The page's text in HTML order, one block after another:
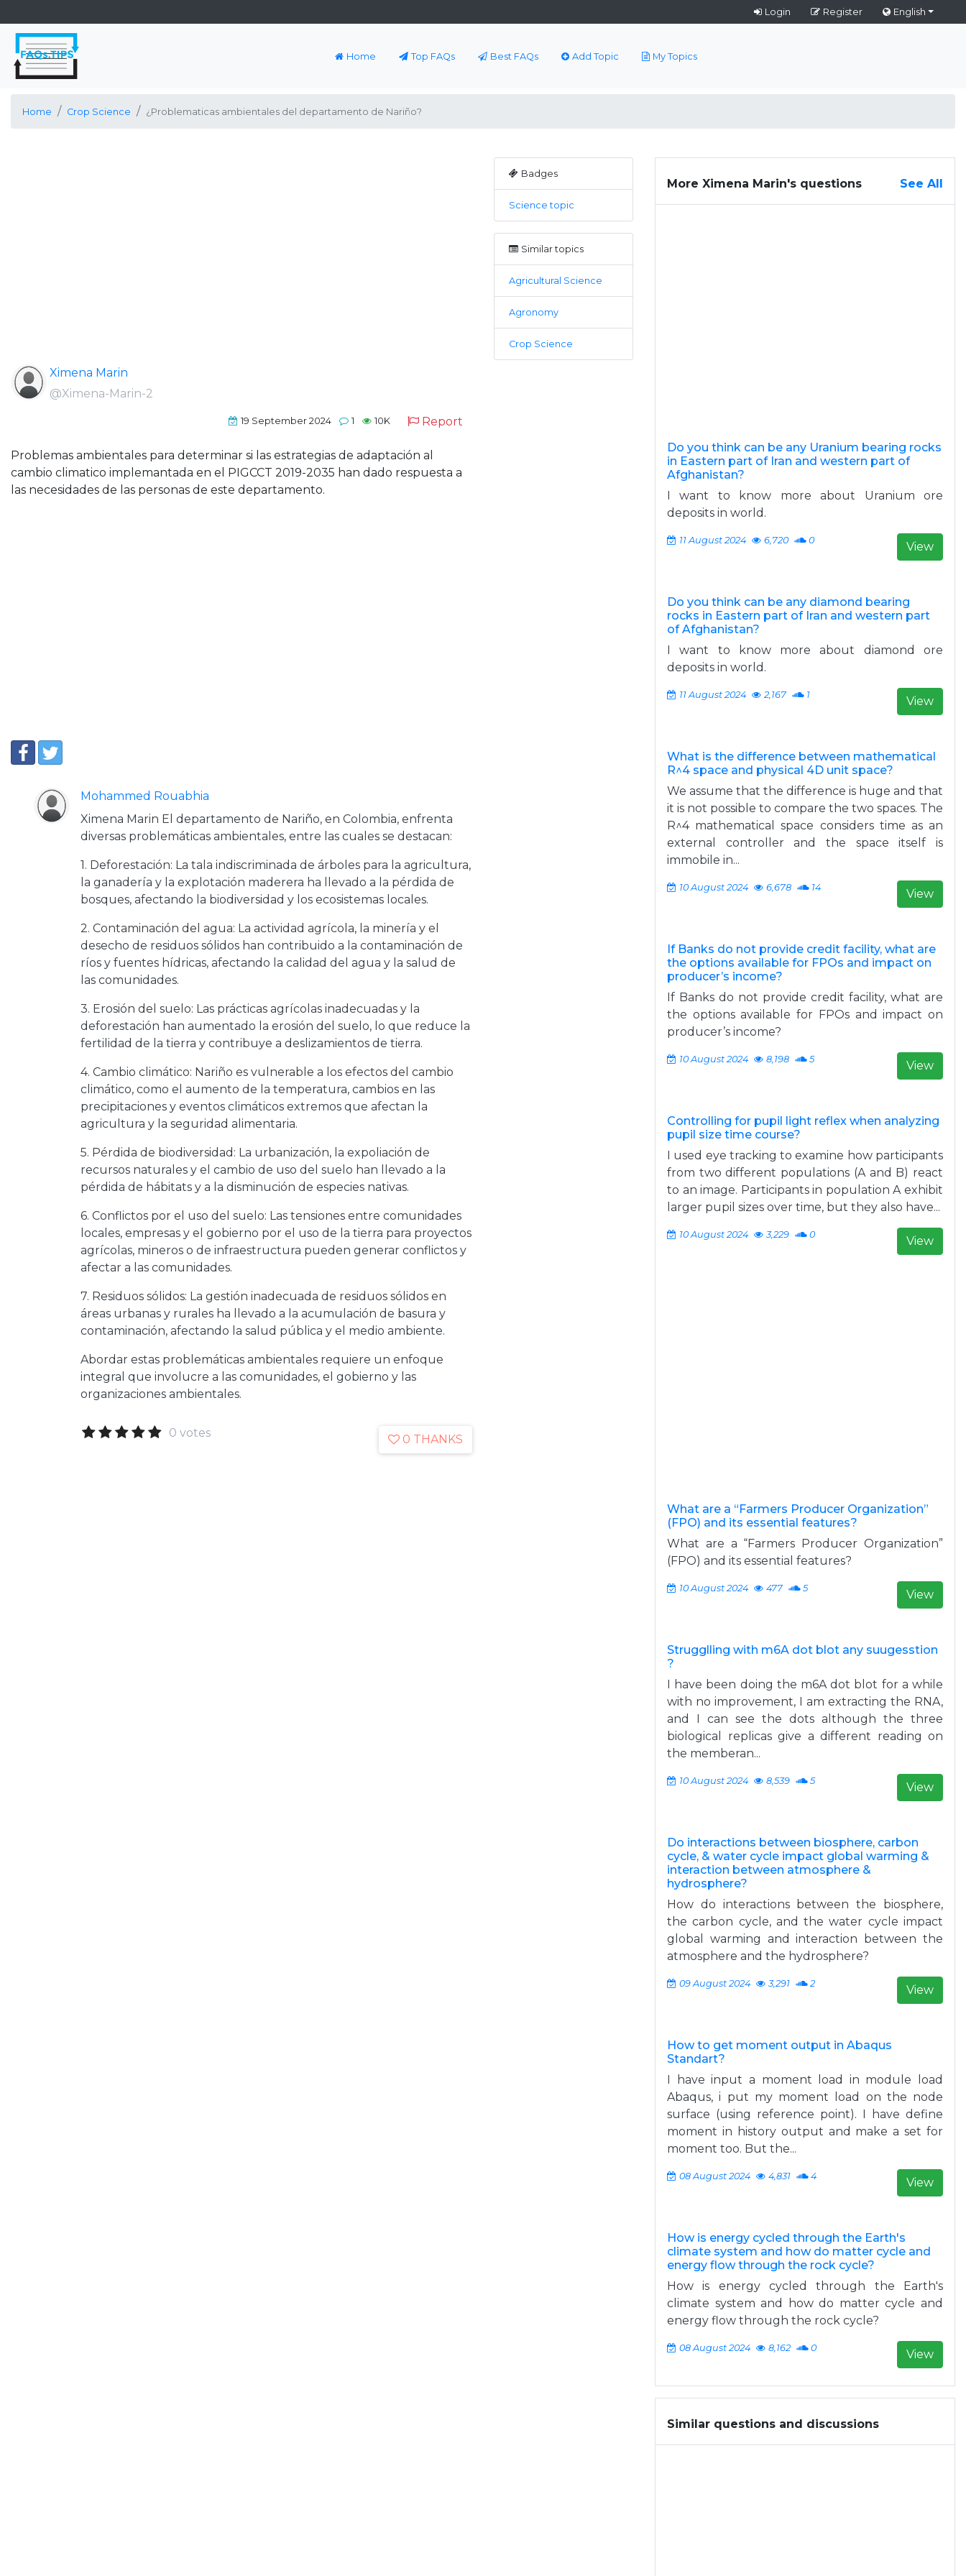
Login Register English
Home Top FAQs Best FAQs Add Topic My Topics
Home Crop Science ¿Problematicas ambientales del departamento de Nariño?
Ximena Marin
@Ximena-Marin-2
19 September 2024 1 10K Report
Problemas ambientales para determinar si las estrategias de adaptación al
cambio climatico implemantada en el PIGCCT 2019-2035 han dado respuesta a
las necesidades de las personas de este departamento.
Mohammed Rouabhia
Ximena Marin El departamento de Nariño, en Colombia, enfrenta
diversas problemáticas ambientales, entre las cuales se destacan:
1. Deforestación: La tala indiscriminada de árboles para la agricultura,
la ganadería y la explotación maderera ha llevado a la pérdida de
bosques, afectando la biodiversidad y los ecosistemas locales.
2. Contaminación del agua: La actividad agrícola, la minería y el
desecho de residuos sólidos han contribuido a la contaminación de
ríos y fuentes hídricas, afectando la calidad del agua y la salud de
las comunidades.
3. Erosión del suelo: Las prácticas agrícolas inadecuadas y la
deforestación han aumentado la erosión del suelo, lo que reduce la
fertilidad de la tierra y contribuye a deslizamientos de tierra.
4. Cambio climático: Nariño es vulnerable a los efectos del cambio
climático, como el aumento de la temperatura, cambios en las
precipitaciones y eventos climáticos extremos que afectan la
agricultura y la seguridad alimentaria.
5. Pérdida de biodiversidad: La urbanización, la expoliación de
recursos naturales y el cambio de uso del suelo han llevado a la
pérdida de hábitats y a la disminución de especies nativas.
6. Conflictos por el uso del suelo: Las tensiones entre comunidades
locales, empresas y el gobierno por el uso de la tierra para proyectos
agrícolas, mineros o de infraestructura pueden generar conflictos y
afectar a las comunidades.
7. Residuos sólidos: La gestión inadecuada de residuos sólidos en
áreas urbanas y rurales ha llevado a la acumulación de basura y
contaminación, afectando la salud pública y el medio ambiente.
Abordar estas problemáticas ambientales requiere un enfoque
integral que involucre a las comunidades, el gobierno y las
organizaciones ambientales.
0 votes 0 THANKS
Badges
Science topic
Similar topics
Agricultural Science
Agronomy
Crop Science
More Ximena Marin's questions See All
Do you think can be any Uranium bearing rocks
in Eastern part of Iran and western part of
Afghanistan?
I want to know more about Uranium ore
deposits in world.
11 August 2024 6,720 0 View
Do you think can be any diamond bearing
rocks in Eastern part of Iran and western part
of Afghanistan?
I want to know more about diamond ore
deposits in world.
11 August 2024 2,167 1 View
What is the difference between mathematical
R^4 space and physical 4D unit space?
We assume that the difference is huge and that
it is not possible to compare the two spaces. The
R^4 mathematical space considers time as an
external controller and the space itself is
immobile in...
10 August 2024 6,678 14 View
If Banks do not provide credit facility, what are
the options available for FPOs and impact on
producer’s income?
If Banks do not provide credit facility, what are
the options available for FPOs and impact on
producer’s income?
10 August 2024 8,198 5 View
Controlling for pupil light reflex when analyzing
pupil size time course?
I used eye tracking to examine how participants
from two different populations (A and B) react
to an image. Participants in population A exhibit
larger pupil sizes over time, but they also have...
10 August 2024 3,229 0 View
What are a “Farmers Producer Organization”
(FPO) and its essential features?
What are a “Farmers Producer Organization”
(FPO) and its essential features?
10 August 2024 477 5 View
Strugglling with m6A dot blot any suugesstion
?
I have been doing the m6A dot blot for a while
with no improvement, I am extracting the RNA,
and I can see the dots although the three
biological replicas give a different reading on
the memberan...
10 August 2024 8,539 5 View
Do interactions between biosphere, carbon
cycle, & water cycle impact global warming &
interaction between atmosphere &
hydrosphere?
How do interactions between the biosphere,
the carbon cycle, and the water cycle impact
global warming and interaction between the
atmosphere and the hydrosphere?
09 August 2024 3,291 2 View
How to get moment output in Abaqus
Standart?
I have input a moment load in module load
Abaqus, i put my moment load on the node
surface (using reference point). I have define
moment in history output and make a set for
moment too. But the...
08 August 2024 4,831 4 View
How is energy cycled through the Earth's
climate system and how do matter cycle and
energy flow through the rock cycle?
How is energy cycled through the Earth's
climate system and how do matter cycle and
energy flow through the rock cycle?
08 August 2024 8,162 0 View
Similar questions and discussions